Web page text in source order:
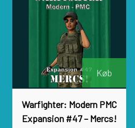
Køb
Warfighter: Modern PMC
Expansion #47 – Mercs!